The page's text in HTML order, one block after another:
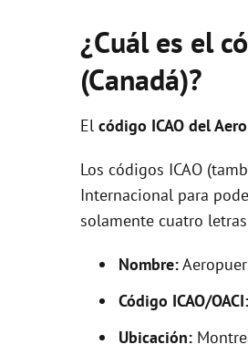
¿Cuál es el
(Canadá)?
El código ICAO del
Los códigos ICAO
Internacional para
solamente cuatro
Nombre:
Código ICAO/OACI:
Ubicación: